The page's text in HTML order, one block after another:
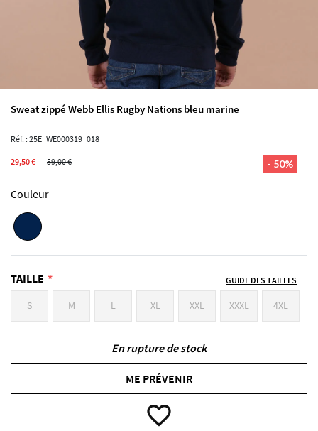
Sweat zippé Webb Ellis Rugby Nations bleu marine
Réf. : 25E_WE000319_018
- 50%
29,50 € 59,00 €
Couleur
TAILLE GUIDE DES TAILLES
S M L XL XXL XXXL 4XL
En rupture de stock
ME PRÉVENIR
favorite_border